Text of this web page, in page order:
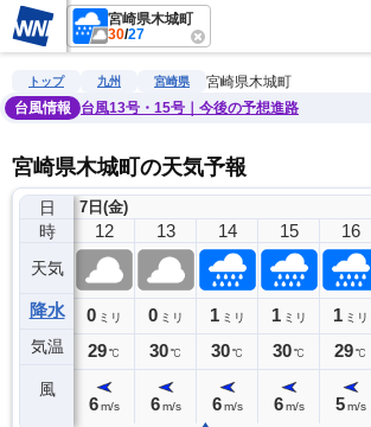
宮崎県木城町
30/27
雨雲レーダー 台風情報 地震情報
トップ 九州 宮崎県
宮崎県木城町
台風情報
台風13号・15号｜今後の予想進路
宮崎県木城町の天気予報
日
時
天気
降水
気温
風
7日(金)
11
0ミリ
28℃
12
0 ミリ
29℃
6 m/s
13
0 ミリ
30℃
6 m/s
14
1 ミリ
30℃
6 m/s
15
1 ミリ
30℃
6 m/s
16
1 ミリ
29℃
5 m/s